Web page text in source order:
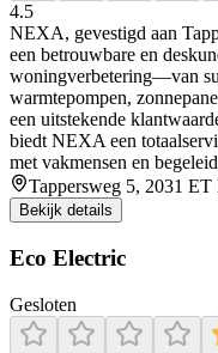
4.5
NEXA, gevestigd aan
een betrouwbare en
woningverbetering—van
warmtepompen,
een uitstekende
biedt NEXA een
met vakmensen en
Tappersweg 5, 2031
Bekijk details
Eco Electric
Gesloten